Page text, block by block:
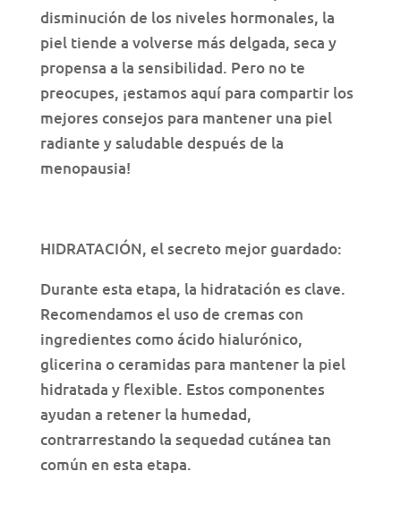
disminución de los niveles hormonales, la
piel tiende a volverse más delgada, seca y
propensa a la sensibilidad. Pero no te
preocupes, ¡estamos aquí para compartir los
mejores consejos para mantener una piel
radiante y saludable después de la
menopausia!
HIDRATACIÓN, el secreto mejor guardado:
Durante esta etapa, la hidratación es clave.
Recomendamos el uso de cremas con
ingredientes como ácido hialurónico,
glicerina o ceramidas para mantener la piel
hidratada y flexible. Estos componentes
ayudan a retener la humedad,
contrarrestando la sequedad cutánea tan
común en esta etapa.